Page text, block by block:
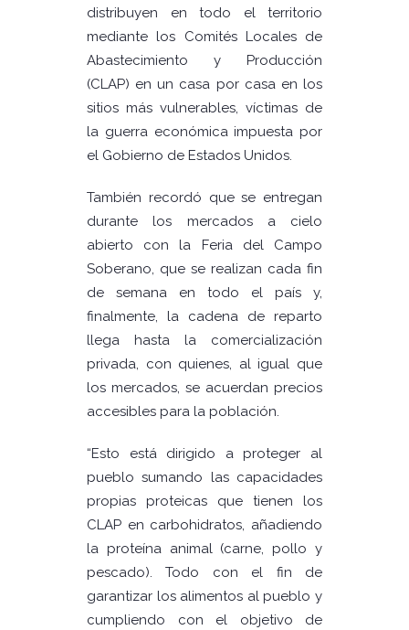
distribuyen en todo el territorio
mediante los Comités Locales de
Abastecimiento y Producción
(CLAP) en un casa por casa en los
sitios más vulnerables, víctimas de
la guerra económica impuesta por
el Gobierno de Estados Unidos.
También recordó que se entregan
durante los mercados a cielo
abierto con la Feria del Campo
Soberano, que se realizan cada fin
de semana en todo el país y,
finalmente, la cadena de reparto
llega hasta la comercialización
privada, con quienes, al igual que
los mercados, se acuerdan precios
accesibles para la población.
“Esto está dirigido a proteger al
pueblo sumando las capacidades
propias proteicas que tienen los
CLAP en carbohidratos, añadiendo
la proteína animal (carne, pollo y
pescado). Todo con el fin de
garantizar los alimentos al pueblo y
cumpliendo con el objetivo de